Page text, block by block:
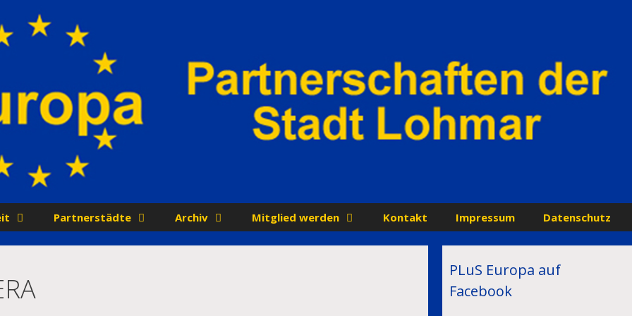
Partnerstädte Archiv Mitglied werden Kontakt Impressum Datenschutz
PLuS Europa auf
Facebook